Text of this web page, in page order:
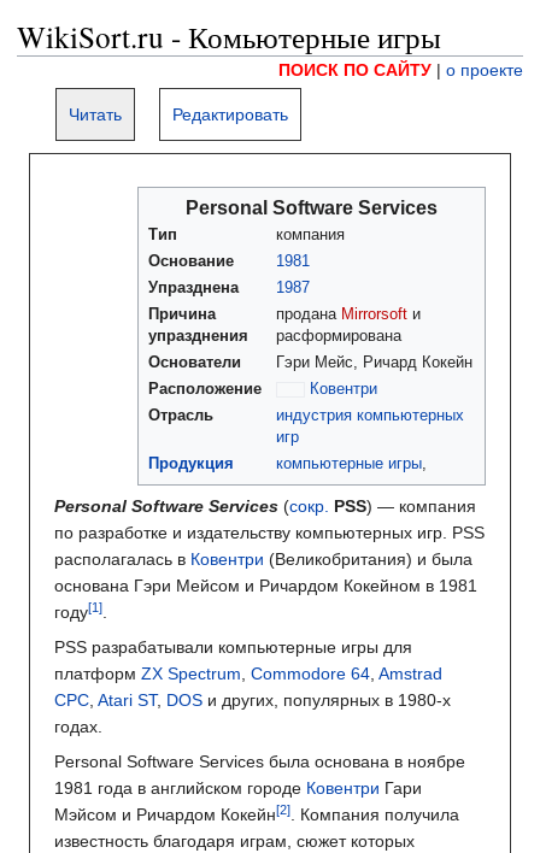
WikiSort.ru - Комьютерные игры
ПОИСК ПО САЙТУ | о проекте
Читать Редактировать
Personal Software Services
Тип
компания
Основание
1981
Упразднена
1987
Причина
упразднения
продана Mirrorsoft и
расформирована
Основатели
Гэри Мейс, Ричард Кокейн
Расположение
Ковентри
Отрасль
индустрия компьютерных
игр
Продукция
компьютерные игры,
Personal Software Services (сокр. PSS) — компания
по разработке и издательству компьютерных игр. PSS
располагалась в Ковентри (Великобритания) и была
основана Гэри Мейсом и Ричардом Кокейном в 1981
году
.
PSS разрабатывали компьютерные игры для
платформ ZX Spectrum, Commodore 64, Amstrad
CPC, Atari ST, DOS и других, популярных в 1980-х
годах.
Personal Software Services была основана в ноябре
1981 года в английском городе Ковентри Гари
Мэйсом и Ричардом Кокейн
. Компания получила
известность благодаря играм, сюжет которых